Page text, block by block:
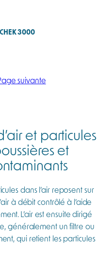
3000
suivante
et particules
et
dans l’air reposent sur
à débit contrôlé à l’aide
L’air est ensuite dirigé
généralement un filtre ou
qui retient les particules